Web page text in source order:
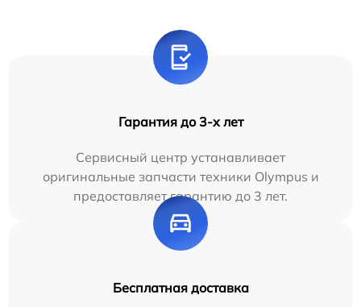
Гарантия до 3-х лет
Сервисный центр устанавливает
оригинальные запчасти техники Olympus и
предоставляет гарантию до 3 лет.
Бесплатная доставка